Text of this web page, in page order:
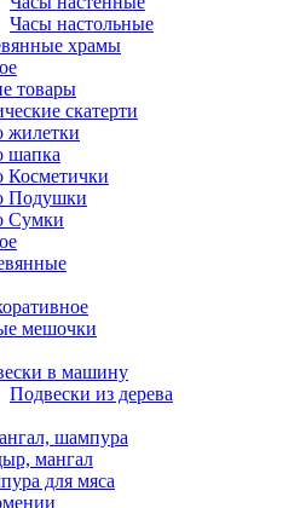
Часы настольные
храмы
товары
скатерти
жилетки
шапка
Косметички
Подушки
Сумки
мешочки
в машину
Подвески из дерева
шампура
мангал
для мяса